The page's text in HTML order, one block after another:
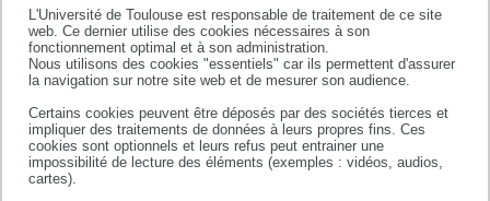
L'Université de Toulouse est responsable de traitement de ce site
web. Ce dernier utilise des cookies nécessaires à son
fonctionnement optimal et à son administration.
Nous utilisons des cookies "essentiels" car ils permettent d'assurer
la navigation sur notre site web et de mesurer son audience.
Certains cookies peuvent être déposés par des sociétés tierces et
impliquer des traitements de données à leurs propres fins. Ces
cookies sont optionnels et leurs refus peut entrainer une
impossibilité de lecture des éléments (exemples : vidéos, audios,
cartes).
Vous êtes Etudiante, Etudiant,
Bibliothèque
Intranet des étudiants